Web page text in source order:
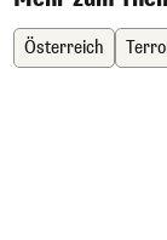
Österreich